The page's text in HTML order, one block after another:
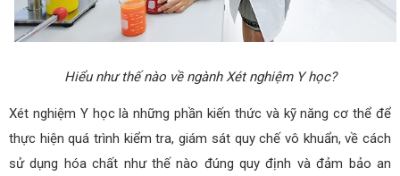
Hiểu như thế nào về ngành Xét nghiệm Y học?
Xét nghiệm Y học là những phần kiến thức và kỹ năng cơ thể để
thực hiện quá trình kiểm tra, giám sát quy chế vô khuẩn, về cách
sử dụng hóa chất như thế nào đúng quy định và đảm bảo an